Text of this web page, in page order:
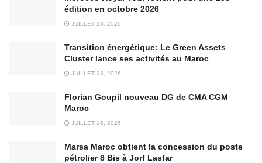
édition en octobre 2026
JUILLET 28, 2026
Transition énergétique: Le Green Assets
Cluster lance ses activités au Maroc
JUILLET 23, 2026
Florian Goupil nouveau DG de CMA CGM
Maroc
JUILLET 16, 2026
Marsa Maroc obtient la concession du poste
pétrolier 8 Bis à Jorf Lasfar